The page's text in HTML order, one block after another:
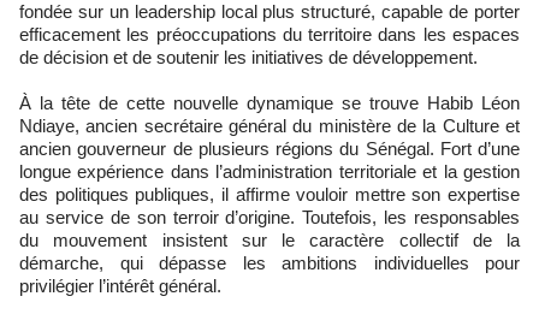
fondée sur un leadership local plus structuré, capable de porter
efficacement les préoccupations du territoire dans les espaces
de décision et de soutenir les initiatives de développement.
À la tête de cette nouvelle dynamique se trouve Habib Léon
Ndiaye, ancien secrétaire général du ministère de la Culture et
ancien gouverneur de plusieurs régions du Sénégal. Fort d’une
longue expérience dans l’administration territoriale et la gestion
des politiques publiques, il affirme vouloir mettre son expertise
au service de son terroir d’origine. Toutefois, les responsables
du mouvement insistent sur le caractère collectif de la
démarche, qui dépasse les ambitions individuelles pour
privilégier l’intérêt général.